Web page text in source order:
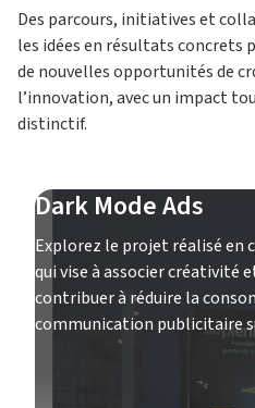
Des parcours, initiatives et
les idées en résultats concrets
de nouvelles opportunités de
l’innovation, avec un impact
distinctif.
Dark Mode Ads
Explorez le projet réalisé en
qui vise à associer créativité
contribuer à réduire la
communication publicitaire